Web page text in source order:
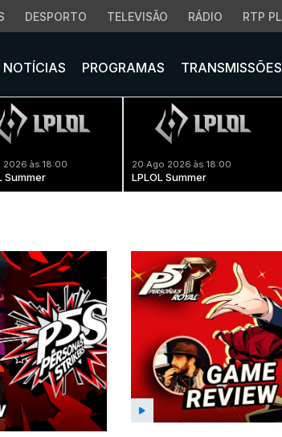
DESPORTO TELEVISÃO RÁDIO RTP
NOTÍCIAS PROGRAMAS TRANSMISSÕES
2026 às 18:00
Summer
20 Ago 2026 às 18:00
LPLOL Summer